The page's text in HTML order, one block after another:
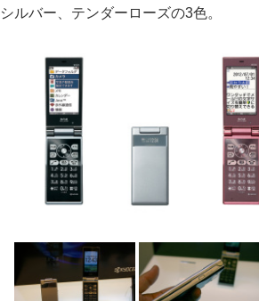
シルバー、テンダーローズの3色。